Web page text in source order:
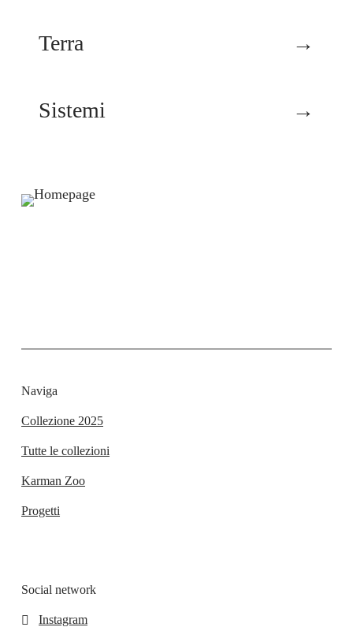
Terra →
Sistemi →
Naviga
Collezione 2025
Tutte le collezioni
Karman Zoo
Progetti
Social network
Instagram